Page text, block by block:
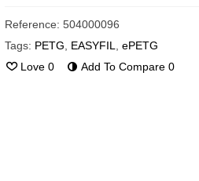
Reference: 504000096
Tags: PETG EASYFIL
ePETG
Love 0 Add To Compare 0